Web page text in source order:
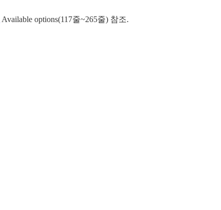
Available options(117줄~265줄) 참조.